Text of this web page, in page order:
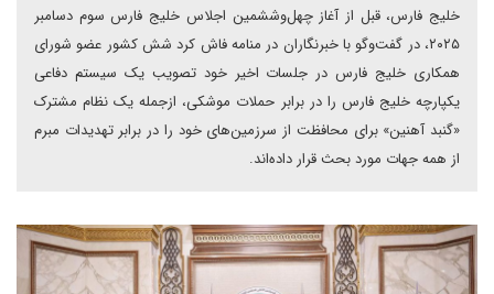
خلیج فارس، قبل از آغاز چهل‌وششمین اجلاس خلیج فارس سوم دسامبر
۲۰۲۵، در گفت‌وگو با خبرنگاران در منامه فاش کرد شش کشور عضو شورای
همکاری خلیج فارس در جلسات اخیر خود تصویب یک سیستم دفاعی
یکپارچه خلیج فارس را در برابر حملات موشکی، از‌جمله یک نظام مشترک
«گنبد آهنین» برای محافظت از سرزمین‌های خود را در برابر تهدیدات مبرم
از همه جهات مورد بحث قرار داده‌اند.